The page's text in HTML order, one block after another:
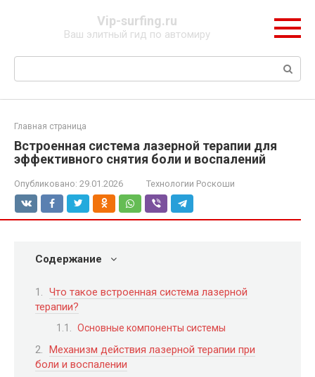
Vip-surfing.ru
Ваш элитный гид по автомиру
Поиск:
Главная страница
Встроенная система лазерной терапии для
эффективного снятия боли и воспалений
Опубликовано: 29.01.2026 Технологии Роскоши
Содержание
Что такое встроенная система лазерной
терапии?
Основные компоненты системы
Механизм действия лазерной терапии при
боли и воспалении